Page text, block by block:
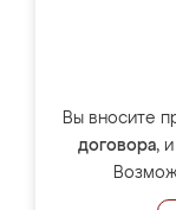
Вы вносите
договора,